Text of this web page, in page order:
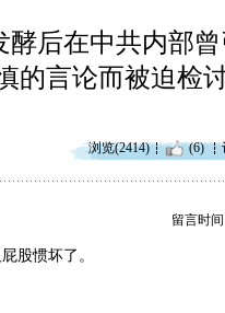
酵后在中共内部
的言论而被迫检
浏览(2414) (6)
留言时间
股惯坏了。